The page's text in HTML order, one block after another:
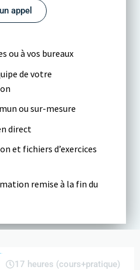
appel
ou à vos bureaux
de votre
ou sur-mesure
direct
et fichiers d’exercices
remise à la fin du
17 heures (cours+pratique)